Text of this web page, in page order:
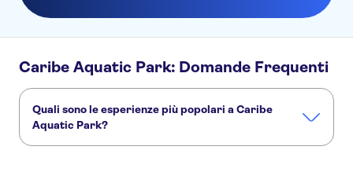
Caribe Aquatic Park: Domande Frequenti
Quali sono le esperienze più popolari a Caribe
Aquatic Park?